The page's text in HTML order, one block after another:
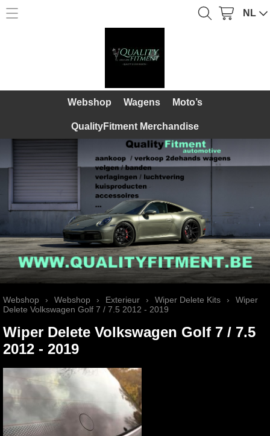
Home
QualityFitment Merchandise
Galerij
Contact
Mijn account
NL
Webshop Wagens Moto’s
QualityFitment Merchandise
Webshop › Webshop › Exterieur › Wiper Delete Kits ›
Wiper
Delete Volkswagen Golf 7 / 7.5 2012 - 2019
Wiper Delete Volkswagen Golf 7 / 7.5
2012 - 2019